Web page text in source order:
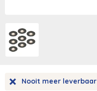
Nooit meer leverbaar